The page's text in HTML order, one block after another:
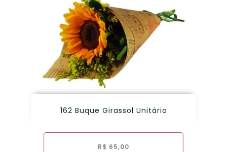
162 Buque Girassol Unitário
R$ 65,00